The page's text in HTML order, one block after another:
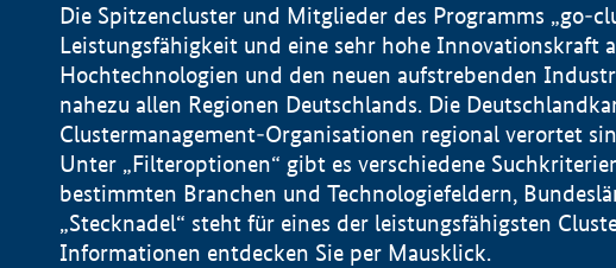
Die Spitzencluster und Mitglieder des Programms „go-
Leistungsfähigkeit und eine sehr hohe Innovationskraft
Hochtechnologien und den neuen aufstrebenden
nahezu allen Regionen Deutschlands. Die
Clustermanagement-Organisationen regional verortet
Unter „Filteroptionen“ gibt es verschiedene
bestimmten Branchen und Technologiefeldern,
„Stecknadel“ steht für eines der leistungsfähigsten
Informationen entdecken Sie per Mausklick.